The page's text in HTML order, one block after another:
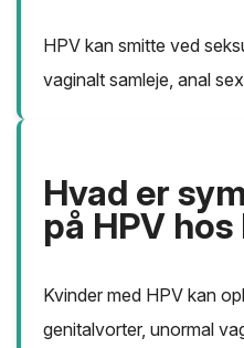
HPV kan smitte ved
vaginalt samleje, anal
Hvad er
på HPV
Kvinder med HPV kan
genitalvorter, unormal